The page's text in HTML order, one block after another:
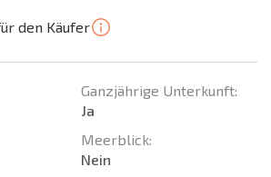
den Käufer
Ganzjährige Unterkunft:
Ja
Meerblick:
Nein